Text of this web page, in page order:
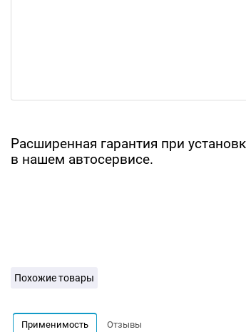
Расширенная гарантия при
в нашем автосервисе.
Похожие товары
Применимость Отзывы